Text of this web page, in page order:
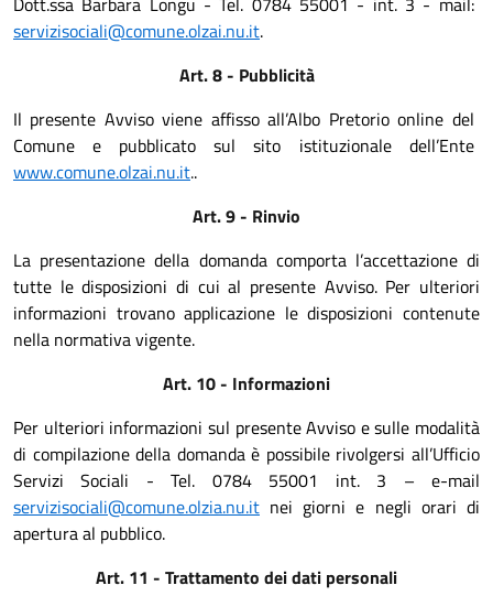
servizisociali@comune.olzai.nu.it.
Art. 8 - Pubblicità
Il presente Avviso viene affisso all’Albo Pretorio online del
Comune e pubblicato sul sito istituzionale dell’Ente
www.comune.olzai.nu.it..
Art. 9 - Rinvio
La presentazione della domanda comporta l’accettazione di
tutte le disposizioni di cui al presente Avviso. Per ulteriori
informazioni trovano applicazione le disposizioni contenute
nella normativa vigente.
Art. 10 - Informazioni
Per ulteriori informazioni sul presente Avviso e sulle modalità
di compilazione della domanda è possibile rivolgersi all’Ufficio
Servizi Sociali - Tel. 0784 55001 int. 3 – e-mail
servizisociali@comune.olzia.nu.it nei giorni e negli orari di
apertura al pubblico.
Art. 11 - Trattamento dei dati personali